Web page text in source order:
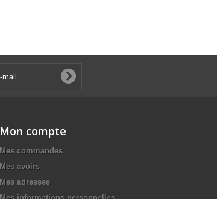
Mon compte
Mes commandes
Mes avoirs
Mes adresses